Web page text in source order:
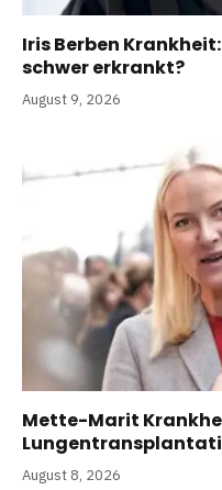
Iris Berben
schwer erkrankt?
August 9, 2026
Mette-Marit
August 8, 2026